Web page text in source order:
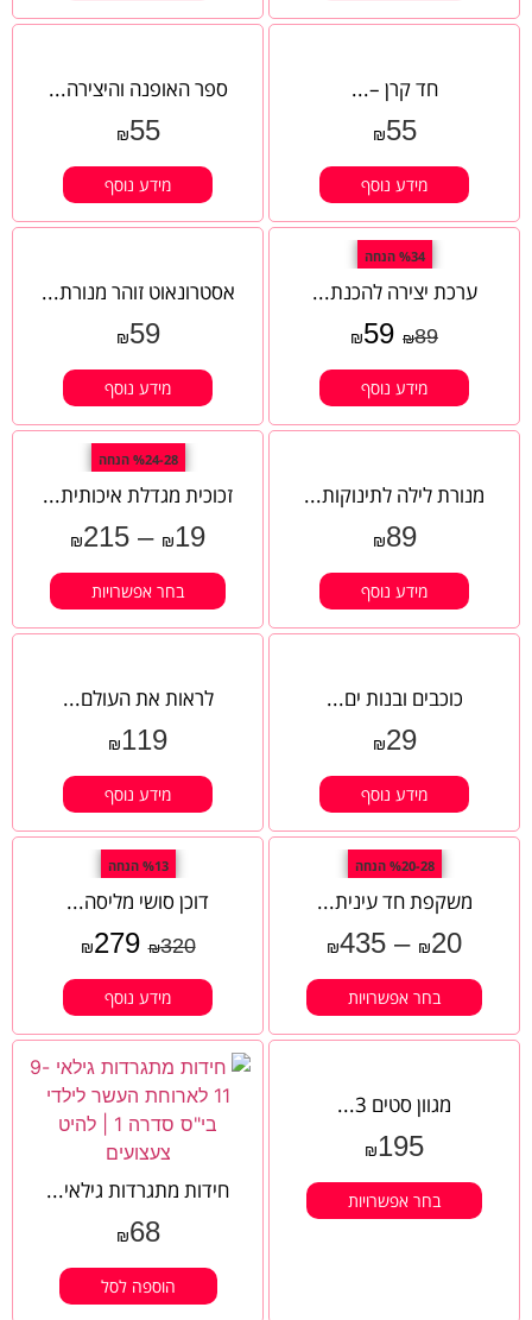
חד קרן –...
₪55
מידע נוסף
ספר האופנה והיצירה...
₪55
מידע נוסף
%34 הנחה
ערכת יצירה להכנת...
₪89
₪59
מידע נוסף
אסטרונאוט זוהר מנורת...
₪59
מידע נוסף
מנורת לילה לתינוקות...
₪89
מידע נוסף
%24-28 הנחה
זכוכית מגדלת איכותית...
₪19
–
₪215
בחר אפשרויות
כוכבים ובנות ים...
₪29
מידע נוסף
לראות את העולם...
₪119
מידע נוסף
%20-28 הנחה
משקפת חד עינית...
₪20
–
₪435
בחר אפשרויות
%13 הנחה
דוכן סושי מליסה...
₪320
₪279
מידע נוסף
מגוון סטים 3...
₪195
בחר אפשרויות חידות מתגרדות גילאי...
₪68
הוספה לסל